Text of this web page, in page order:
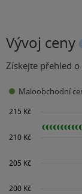
Vývoj ceny
Získejte přehled
Maloobchodní